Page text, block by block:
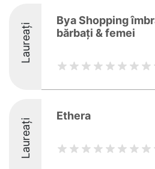
Laureați
Bya Shopping
bărbați & femei
Laureați
Ethera